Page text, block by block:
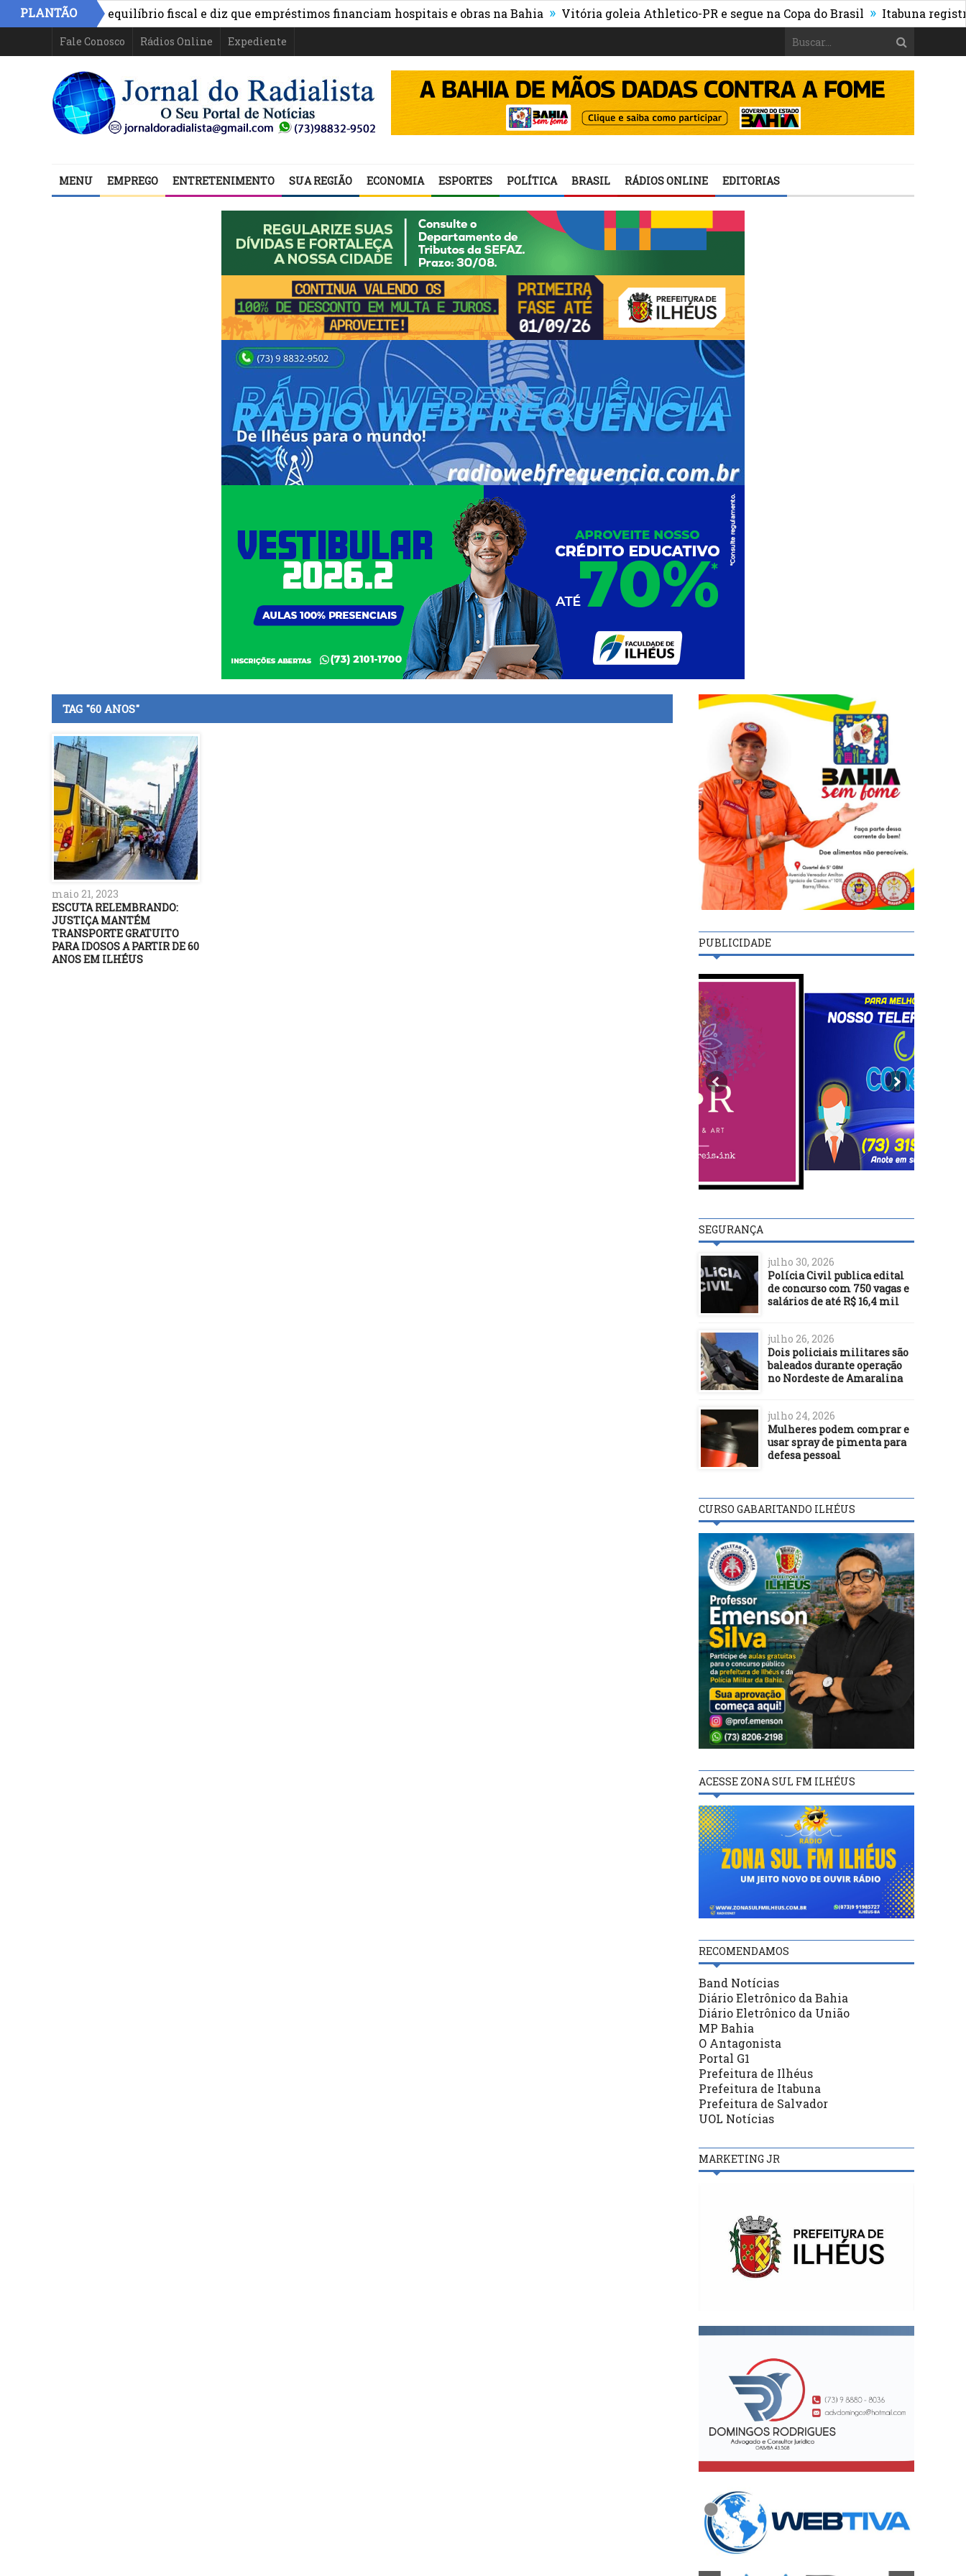
PLANTÃO
aponta equilíbrio fiscal e diz que empréstimos financiam hospitais e obras na Bahia » Vitória goleia Athletico-PR e segue na Copa do Brasil » Itabuna registra
Fale Conosco Rádios Online Expediente
MENU EMPREGO ENTRETENIMENTO SUA REGIÃO ECONOMIA ESPORTES POLÍTICA BRASIL RÁDIOS ONLINE EDITORIAS
TAG "60 ANOS"
maio 21, 2023
ESCUTA RELEMBRANDO:
JUSTIÇA MANTÉM
TRANSPORTE GRATUITO
PARA IDOSOS A PARTIR DE 60
ANOS EM ILHÉUS
PUBLICIDADE
SEGURANÇA
julho 30, 2026
Polícia Civil publica edital
de concurso com 750 vagas e
salários de até R$ 16,4 mil
julho 26, 2026
Dois policiais militares são
baleados durante operação
no Nordeste de Amaralina
julho 24, 2026
Mulheres podem comprar e
usar spray de pimenta para
defesa pessoal
CURSO GABARITANDO ILHÉUS
ACESSE ZONA SUL FM ILHÉUS
RECOMENDAMOS
Band Notícias
Diário Eletrônico da Bahia
Diário Eletrônico da União
MP Bahia
O Antagonista
Portal G1
Prefeitura de Ilhéus
Prefeitura de Itabuna
Prefeitura de Salvador
UOL Notícias
MARKETING JR